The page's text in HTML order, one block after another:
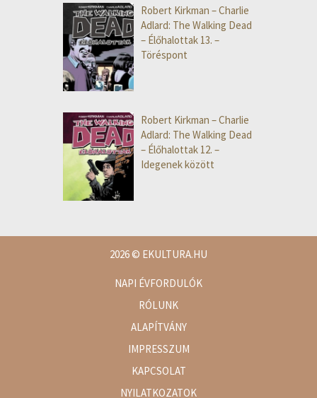
Robert Kirkman – Charlie
Adlard: The Walking Dead
– Élőhalottak 13. –
Töréspont
Robert Kirkman – Charlie
Adlard: The Walking Dead
– Élőhalottak 12. –
Idegenek között
2026© EKULTURA.HU
NAPI ÉVFORDULÓK
RÓLUNK
ALAPÍTVÁNY
IMPRESSZUM
KAPCSOLAT
NYILATKOZATOK